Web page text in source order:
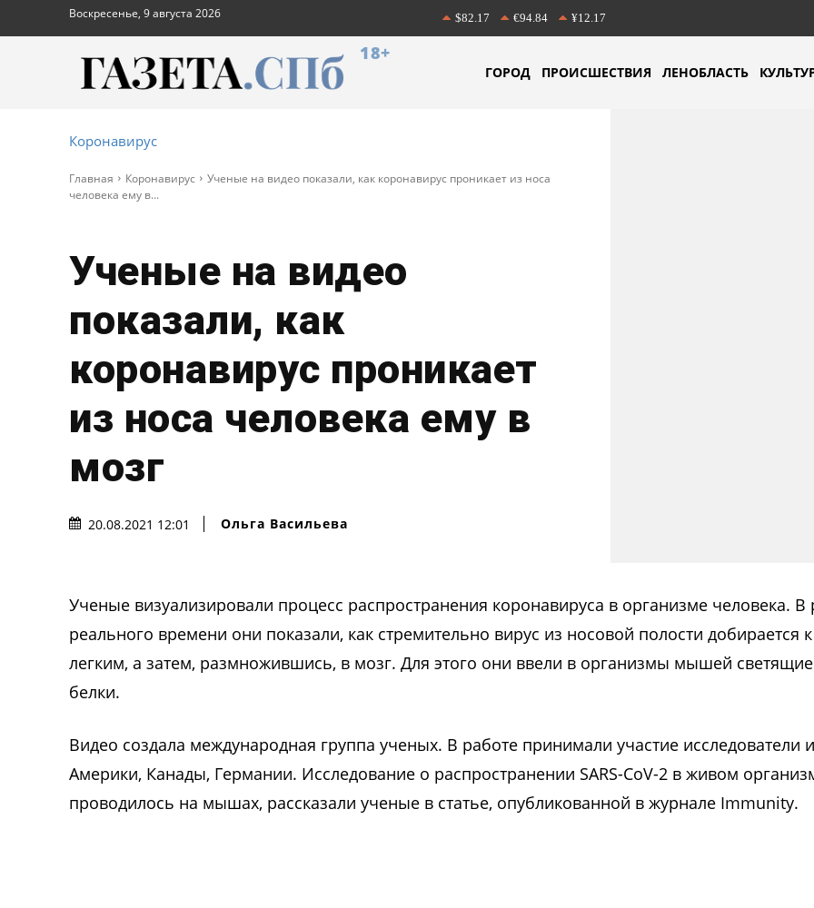
Воскресенье, 9 августа 2026 $82.17 €94.84 ¥12.17
18+
ГОРОД ПРОИСШЕСТВИЯ ЛЕНОБЛАСТЬ
Коронавирус
Главная Коронавирус
Ученые на видео показали, как коронавирус проникает из носа
человека ему в...
Ученые на видео
показали, как
коронавирус проникает
из носа человека ему в
мозг
20.08.2021 12:01 Ольга Васильева
Ученые визуализировали процесс распространения коронавируса в организме человека.
реального времени они показали, как стремительно вирус из носовой полости добирается к
легким, а затем, размножившись, в мозг. Для этого они ввели в организмы мышей
белки.
Видео создала международная группа ученых. В работе принимали участие исследователи
Америки, Канады, Германии. Исследование о распространении SARS-CoV-2 в живом
проводилось на мышах, рассказали ученые в статье, опубликованной в журнале Immunity.